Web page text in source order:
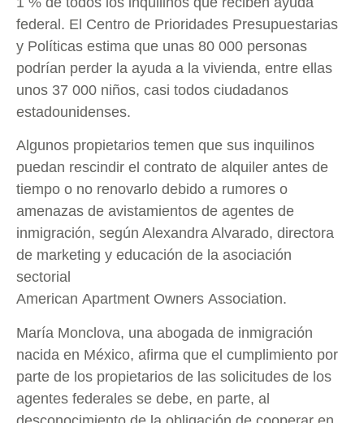
federal. El Centro de Prioridades Presupuestarias
y Políticas estima que unas 80 000 personas
podrían perder la ayuda a la vivienda, entre ellas
unos 37 000 niños, casi todos ciudadanos
estadounidenses.
Algunos propietarios temen que sus inquilinos
puedan rescindir el contrato de alquiler antes de
tiempo o no renovarlo debido a rumores o
amenazas de avistamientos de agentes de
inmigración, según Alexandra Alvarado, directora
de marketing y educación de la asociación
sectorial
American Apartment Owners Association.
María Monclova, una abogada de inmigración
nacida en México, afirma que el cumplimiento por
parte de los propietarios de las solicitudes de los
agentes federales se debe, en parte, al